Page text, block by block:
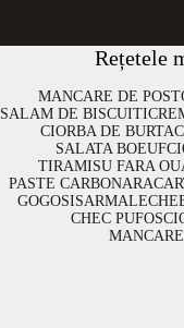
Rețetele
MANCARE DE POST
SALAM DE BISCUITI
CIORBA DE BURTA
SALATA BOEUF
TIRAMISU FARA
PASTE CARBONARA
GOGOSISARMALE
CHEC PUFOS